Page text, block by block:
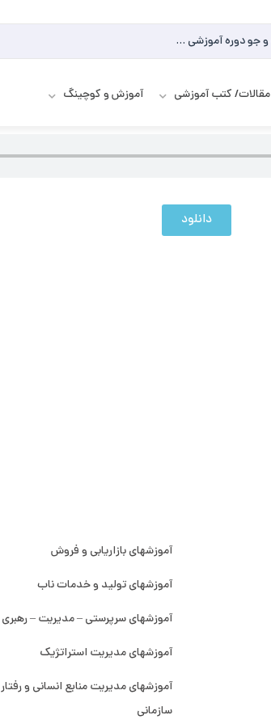
مقالات/ کتب آموزشی آموزش و کوچینگ
دانلود
آموزشهای بازاریابی و فروش
آموزشهای تولید و خدمات ناب
آموزشهای سرپرستی – مدیریت – رهبری
آموزشهای مدیریت استراتژیک
آموزشهای مدیریت منابع انسانی و رفتار
سازمانی